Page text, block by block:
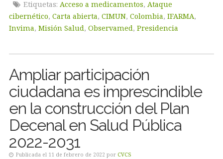
Etiquetas: Acceso a medicamentos, Ataque
cibernético, Carta abierta, CIMUN, Colombia, IFARMA,
Invima, Misión Salud, Observamed, Presidencia
Ampliar participación
ciudadana es imprescindible
en la construcción del Plan
Decenal en Salud Pública
2022-2031
Publicada el 11 de febrero de 2022 por CVCS